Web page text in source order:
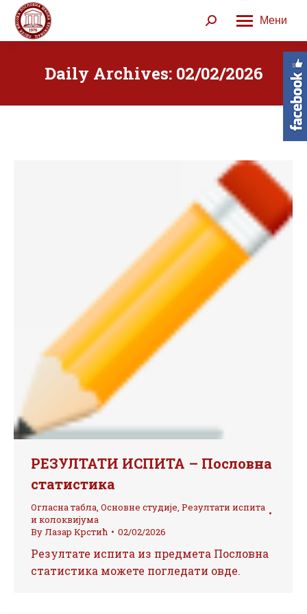
Мени
Search:
Daily Archives: 02/02/2026
РЕЗУЛТАТИ ИСПИТА – Пословна
статистика
Огласна табла, Основне студије, Резултати испита
и колоквијума
ByЛазар Крстић 02/02/2026
Резултате испита из предмета Пословна
статистика можете погледати овде.